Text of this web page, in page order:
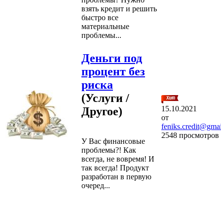
взять кредит и решить
быстро все
материальные
проблемы...
Деньги под
процент без
риска
(Услуги /
Другое)
У Вас финансовые
проблемы?! Как
всегда, не вовремя! И
так всегда! Продукт
разработан в первую
очеред...
15.10.2021
от
2548 просмотров